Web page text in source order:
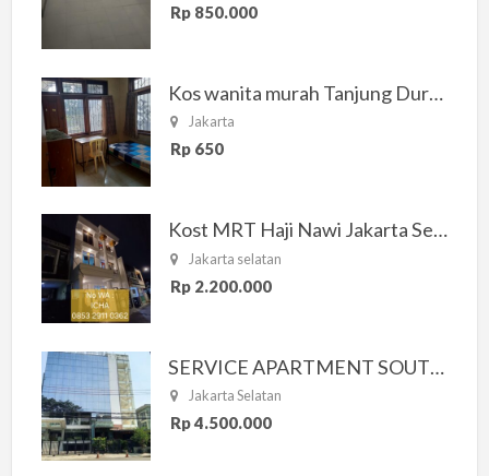
Rp 850.000
Kos wanita murah Tanjung Duren Jakarta Barat
Jakarta
Rp 650
Kost MRT Haji Nawi Jakarta Selatan
Jakarta selatan
Rp 2.200.000
SERVICE APARTMENT SOUTH RESIDENCE
Jakarta Selatan
Rp 4.500.000